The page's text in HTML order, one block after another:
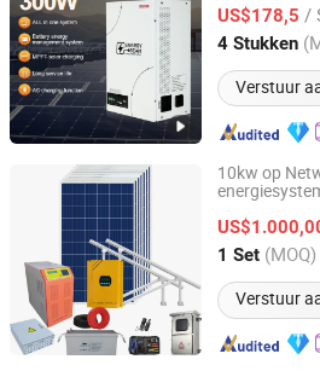
US$178,5 /
4 Stukken
Verstuur
Guangdong, China
10kw op
1 Set (MOQ)
Verstuur
Jinhua SunMaster Solar Co., Ltd.
Zhejiang, China Sinds